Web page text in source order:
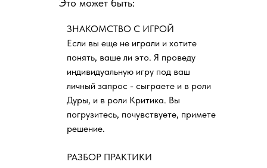
Это может быть:
ЗНАКОМСТВО С ИГРОЙ
Если вы еще не играли и хотите
понять, ваше ли это. Я проведу
индивидуальную игру под ваш
личный запрос - сыграете и в роли
Дуры, и в роли Критика. Вы
погрузитесь, почувствуете, примете
решение.
РАЗБОР ПРАКТИКИ